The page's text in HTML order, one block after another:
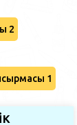
2
1